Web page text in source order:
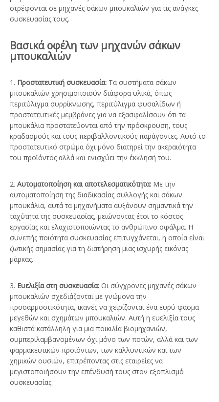
στρέφονται σε μηχανές σάκων μπουκαλιών για τις ανάγκες
συσκευασίας τους.
Βασικά οφέλη των μηχανών σάκων
μπουκαλιών
1. Προστατευτική συσκευασία: Τα συστήματα σάκων
μπουκαλιών χρησιμοποιούν διάφορα υλικά, όπως
περιτύλιγμα συρρίκνωσης, περιτύλιγμα φυσαλίδων ή
προστατευτικές μεμβράνες για να εξασφαλίσουν ότι τα
μπουκάλια προστατεύονται από την πρόσκρουση, τους
κραδασμούς και τους περιβαλλοντικούς παράγοντες. Αυτό το
προστατευτικό στρώμα όχι μόνο διατηρεί την ακεραιότητα
του προϊόντος αλλά και ενισχύει την έκκλησή του.
2. Αυτοματοποίηση και αποτελεσματικότητα: Με την
αυτοματοποίηση της διαδικασίας συλλογής και σάκων
μπουκάλια, αυτά τα μηχανήματα αυξάνουν σημαντικά την
ταχύτητα της συσκευασίας, μειώνοντας έτσι το κόστος
εργασίας και ελαχιστοποιώντας το ανθρώπινο σφάλμα. Η
συνεπής ποιότητα συσκευασίας επιτυγχάνεται, η οποία είναι
ζωτικής σημασίας για τη διατήρηση μιας ισχυρής εικόνας
μάρκας.
3. Ευελιξία στη συσκευασία: Οι σύγχρονες μηχανές σάκων
μπουκαλιών σχεδιάζονται με γνώμονα την
προσαρμοστικότητα, ικανές να χειρίζονται ένα ευρύ φάσμα
μεγεθών και σχημάτων μπουκαλιών. Αυτή η ευελιξία τους
καθιστά κατάλληλη για μια ποικιλία βιομηχανιών,
συμπεριλαμβανομένων όχι μόνο των ποτών, αλλά και των
φαρμακευτικών προϊόντων, των καλλυντικών και των
χημικών ουσιών, επιτρέποντας στις εταιρείες να
μεγιστοποιήσουν την επένδυσή τους στον εξοπλισμό
συσκευασίας.